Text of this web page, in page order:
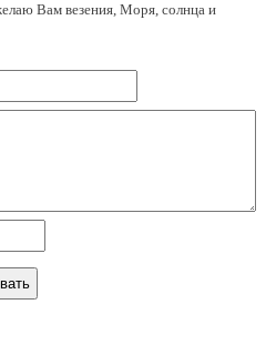
Вам везения, Моря, солнца и